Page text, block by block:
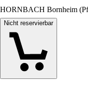
HORNBACH Bornheim
Nicht reservierbar